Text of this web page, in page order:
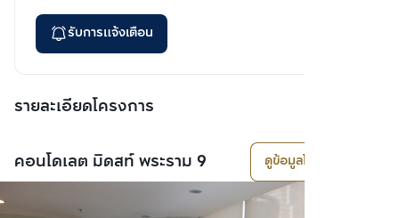
รับการแจ้งเตือน
รายละเอียดโครงการ
คอนโดเลต มิดสท์ พระราม 9 ดูข้อมูลโครงการ